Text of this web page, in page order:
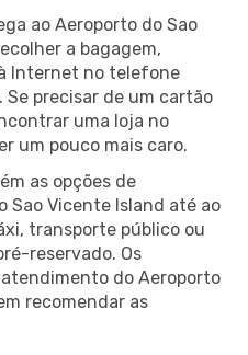
ao Aeroporto do Sao
a bagagem,
Internet no telefone
precisar de um cartão
uma loja no
um pouco mais caro.
as opções de
Sao Vicente Island até ao
transporte público ou
reservado. Os
do Aeroporto
recomendar as